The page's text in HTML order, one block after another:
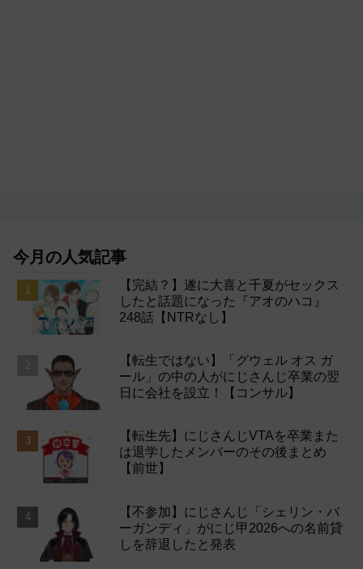
今月の人気記事
【完結？】遂に大喜と千夏がセックス
したと話題になった『アオのハコ』
248話【NTRなし】
【転生ではない】「グウェル オス ガ
ール」の中の人がにじさんじ卒業の翌
日に会社を設立！【コンサル】
【転生先】にじさんじVTAを卒業また
は退学したメンバーのその後まとめ
【前世】
【不参加】にじさんじ「シェリン・バ
ーガンディ」がにじ甲2026への名前貸
しを辞退したと発表